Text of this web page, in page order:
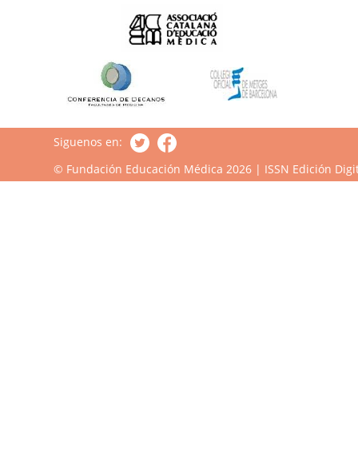
Siguenos en:
© Fundación Educación Médica 2026 | ISSN Edición